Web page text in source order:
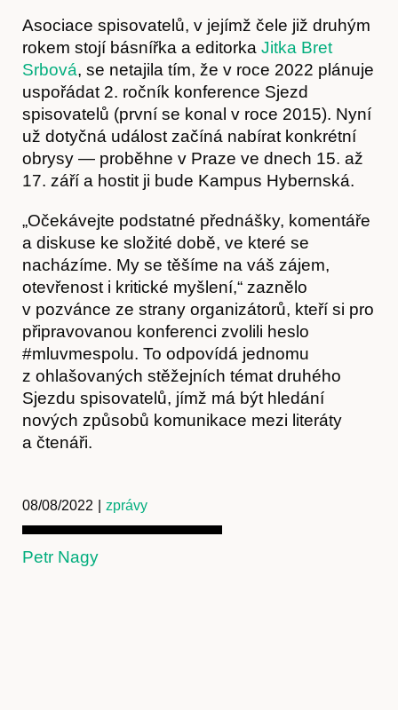
Kontakt
Předplatné
Asociace spisovatelů, v jejímž čele již druhým
rokem stojí básnířka a editorka Jitka Bret
Srbová, se netajila tím, že v roce 2022 plánuje
uspořádat 2. ročník konference Sjezd
spisovatelů (první se konal v roce 2015). Nyní
už dotyčná událost začíná nabírat konkrétní
obrysy — proběhne v Praze ve dnech 15. až
17. září a hostit ji bude Kampus Hybernská.
„Očekávejte podstatné přednášky, komentáře
a diskuse ke složité době, ve které se
nacházíme. My se těšíme na váš zájem,
otevřenost i kritické myšlení,“ zaznělo
v pozvánce ze strany organizátorů, kteří si pro
připravovanou konferenci zvolili heslo
#mluvmespolu. To odpovídá jednomu
z ohlašovaných stěžejních témat druhého
Sjezdu spisovatelů, jímž má být hledání
nových způsobů komunikace mezi literáty
a čtenáři.
08/08/2022 zprávy
Petr Nagy